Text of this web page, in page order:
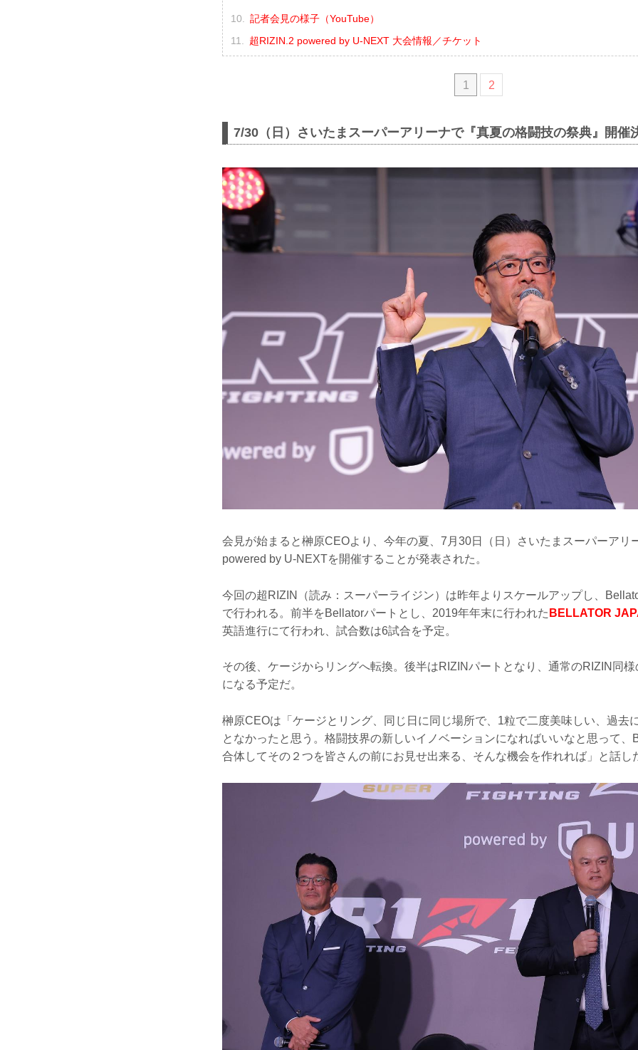
記者会見の様子（YouTube）
超RIZIN.2 powered by U-NEXT 大会情報／チケット
1 2
7/30（日）さいたまスーパーアリーナで『真夏の格闘技の祭典』開催
会見が始まると榊原CEOより、今年の夏、7月30日（日）さいたまスーパーアリ
powered by U-NEXTを開催することが発表された。
今回の超RIZIN（読み：スーパーライジン）は昨年よりスケールアップし、
で行われる。前半をBellatorパートとし、2019年年末に行われた BELLATOR
英語進行にて行われ、試合数は6試合を予定。
その後、ケージからリングへ転換。後半はRIZINパートとなり、通常のRIZIN同
になる予定だ。
榊原CEOは「ケージとリング、同じ日に同じ場所で、1粒で二度美味しい、過去
となかったと思う。格闘技界の新しいイノベーションになればいいなと思って、
合体してその２つを皆さんの前にお見せ出来る、そんな機会を作れれば」と話し